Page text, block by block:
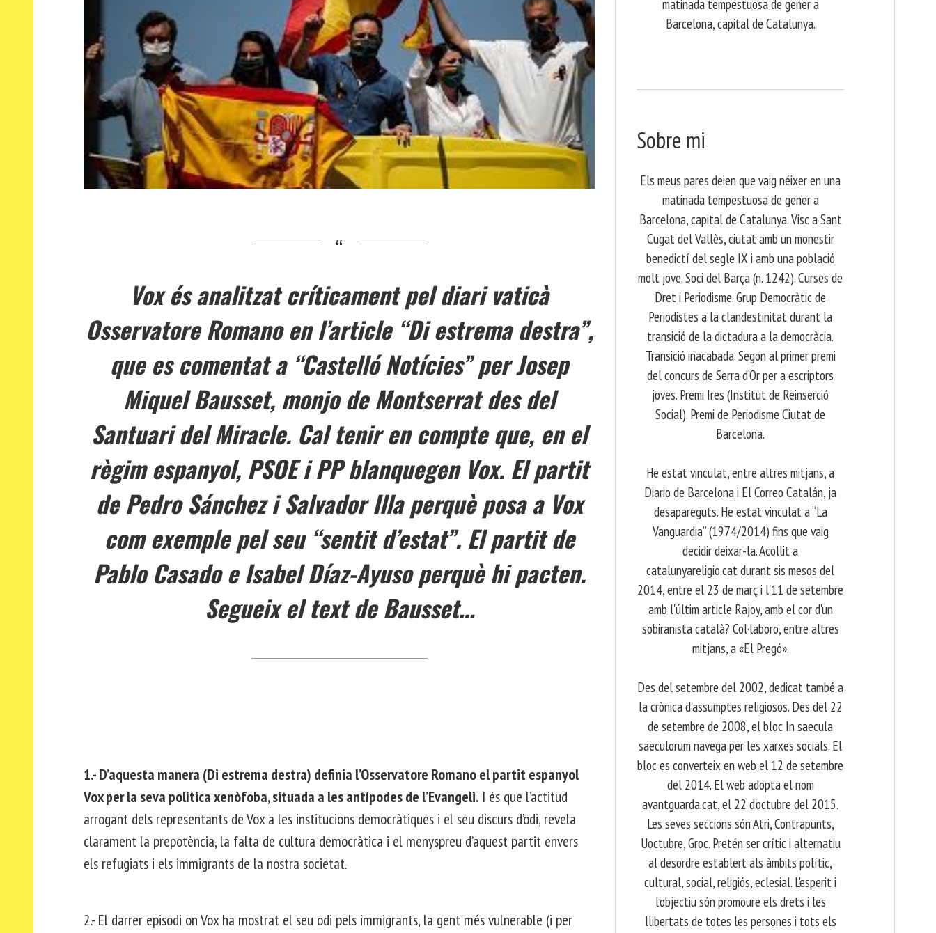
Vox és analitzat críticament pel diari vaticà
Osservatore Romano en l’article “Di estrema destra”,
que es comentat a “Castelló Notícies” per Josep
Miquel Bausset, monjo de Montserrat des del
Santuari del Miracle. Cal tenir en compte que, en el
règim espanyol, PSOE i PP blanquegen Vox. El partit
de Pedro Sánchez i Salvador Illa perquè posa a Vox
com exemple pel seu “sentit d’estat”. El partit de
Pablo Casado e Isabel Díaz-Ayuso perquè hi pacten.
Segueix el text de Bausset…
1.- D’aquesta manera (Di estrema destra) definia l’Osservatore Romano el partit espanyol
Vox per la seva política xenòfoba, situada a les antípodes de l’Evangeli. I és que l’actitud
arrogant dels representants de Vox a les institucions democràtiques i el seu discurs d’odi, revela
clarament la prepotència, la falta de cultura democràtica i el menyspreu d’aquest partit envers
els refugiats i els immigrants de la nostra societat.
2.- El darrer episodi on Vox ha mostrat el seu odi pels immigrants, la gent més vulnerable (i per
matinada tempestuosa de gener a
Barcelona, capital de Catalunya.
Sobre mi
Els meus pares deien que vaig néixer en una
matinada tempestuosa de gener a
Barcelona, capital de Catalunya. Visc a Sant
Cugat del Vallès, ciutat amb un monestir
benedictí del segle IX i amb una població
molt jove. Soci del Barça (n. 1242). Curses de
Dret i Periodisme. Grup Democràtic de
Periodistes a la clandestinitat durant la
transició de la dictadura a la democràcia.
Transició inacabada. Segon al primer premi
del concurs de Serra d’Or per a escriptors
joves. Premi Ires (Institut de Reinserció
Social). Premi de Periodisme Ciutat de
Barcelona.
​ He estat vinculat, entre altres mitjans, a
Diario de Barcelona i El Correo Catalán, ja
desapareguts. He estat vinculat a “La
Vanguardia” (1974/2014) fins que vaig
decidir deixar-la. Acollit a
catalunyareligio.cat durant sis mesos del
2014, entre el 23 de març i l'11 de setembre
amb l'últim article Rajoy, amb el cor d'un
sobiranista català? Col·laboro, entre altres
mitjans, a «El Pregó».
​ Des del setembre del 2002, dedicat també a
la crònica d'assumptes religiosos. Des del 22
de setembre de 2008, el bloc In saecula
saeculorum navega per les xarxes socials. El
bloc es converteix en web el 12 de setembre
del 2014. El web adopta el nom
avantguarda.cat, el 22 d'octubre del 2015.
Les seves seccions són Atri, Contrapunts,
Uoctubre, Groc. Pretén ser crític i alternatiu
al desordre establert als àmbits polític,
cultural, social, religiós, eclesial. L'esperit i
l'objectiu són promoure els drets i les
llibertats de totes les persones i tots els